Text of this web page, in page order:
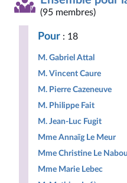
(95 membres)
Pour : 18
M. Gabriel Attal
M. Vincent Caure
M. Pierre Cazeneuve
M. Philippe Fait
M. Jean-Luc Fugit
Mme Annaïg Le Meur
Mme Christine Le
Mme Marie Lebec